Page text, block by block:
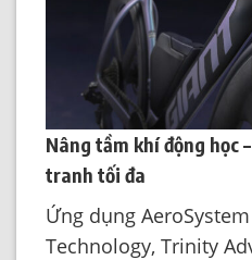
Nâng tầm khí động học
tranh tối đa
Ứng dụng
Technology, Trinity